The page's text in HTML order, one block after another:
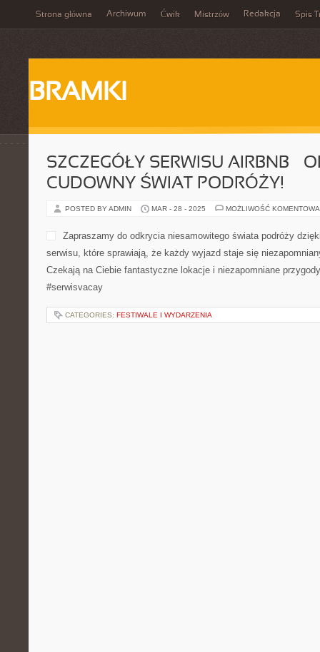
Strona główna Archiwum Ćwik Mistrzów Redakcja Spis
BRAMKI
SZCZEGÓŁY SERWISU AIRBNB –
CUDOWNY ŚWIAT PODRÓŻY!
POSTED BY ADMIN MAR - 28 - 2025 MOŻLIWOŚĆ
Zapraszamy do odkrycia niesamowitego świata podróży
serwisu, które sprawiają, że każdy wyjazd staje się
Czekają na Ciebie fantastyczne lokacje i niezapomniane
#serwisvacay
CATEGORIES: FESTIWALE I WYDARZENIA